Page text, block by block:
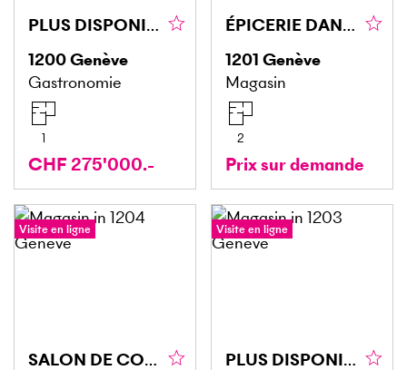
PLUS DISPONIBLE PLUS DISPONIBLE
1200Genève
Gastronomie
1
CHF 275'000.-
ÉPICERIE DANS UNE RUE PASSANTE
1201 Genève
Magasin
2
Prix sur demande
Visite en ligne
SALON DE COIFFURE EN VIEILLE VILLE
Visite en ligne
PLUS DISPONIBLE